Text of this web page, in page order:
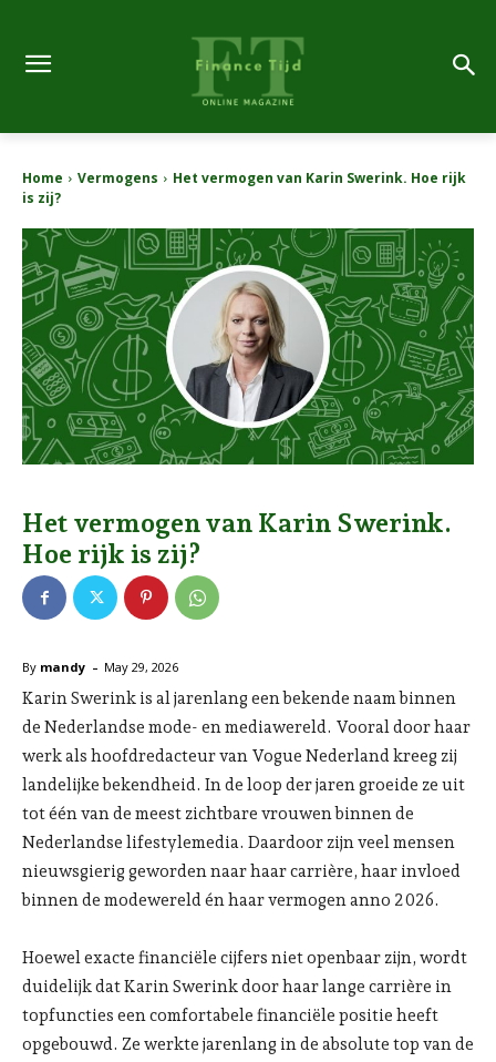
Home Vermogens
Het vermogen van Karin Swerink. Hoe rijk
is zij?
Het vermogen van Karin Swerink.
Hoe rijk is zij?
By mandy - May 29, 2026
Karin Swerink is al jarenlang een bekende naam binnen
de Nederlandse mode- en mediawereld. Vooral door haar
werk als hoofdredacteur van Vogue Nederland kreeg zij
landelijke bekendheid. In de loop der jaren groeide ze uit
tot één van de meest zichtbare vrouwen binnen de
Nederlandse lifestylemedia. Daardoor zijn veel mensen
nieuwsgierig geworden naar haar carrière, haar invloed
binnen de modewereld én haar vermogen anno 2026.
Hoewel exacte financiële cijfers niet openbaar zijn, wordt
duidelijk dat Karin Swerink door haar lange carrière in
topfuncties een comfortabele financiële positie heeft
opgebouwd. Ze werkte jarenlang in de absolute top van de